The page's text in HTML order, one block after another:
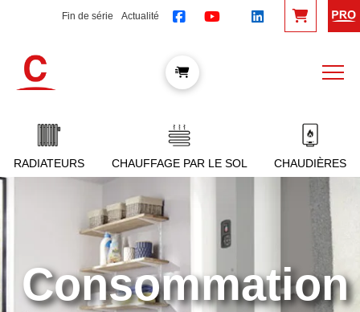
Fin de série Actualité
RADIATEURS CHAUFFAGE PAR LE SOL CHAUDIÈRES
Consommation